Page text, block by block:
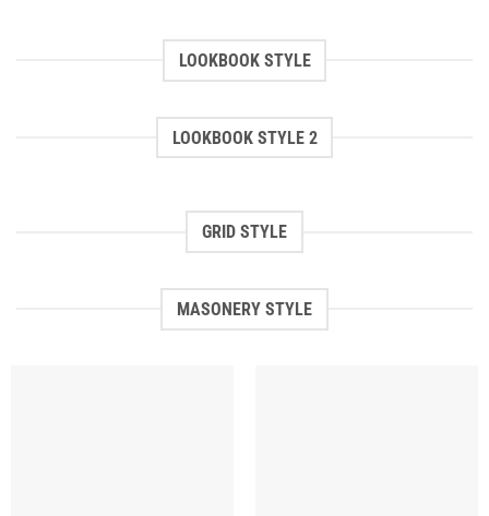
LOOKBOOK STYLE
LOOKBOOK STYLE 2
GRID STYLE
MASONERY STYLE